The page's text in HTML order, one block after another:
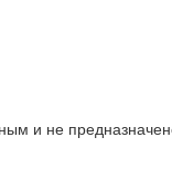
и не